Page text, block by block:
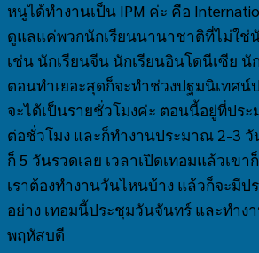
หนูได้ทำงานเป็น IPM ค่ะ คือ
ดูแลแค่พวกนักเรียนนานาชาติที่ไม่ใช่
เช่น นักเรียนจีน นักเรียนอินโดนีเซีย
ตอนทำเยอะสุดก็จะทำช่วงปฐมนิเทศน์
จะได้เป็นรายชั่วโมงค่ะ ตอนนี้อยู่ที่ปร
ต่อชั่วโมง และก็ทำงานประมาณ 2-3
ก็ 5 วันรวดเลย เวลาเปิดเทอมแล้วเขา
เราต้องทำงานวันไหนบ้าง แล้วก็จะมี
อย่าง เทอมนี้ประชุมวันจันทร์ และทำง
พฤหัสบดี